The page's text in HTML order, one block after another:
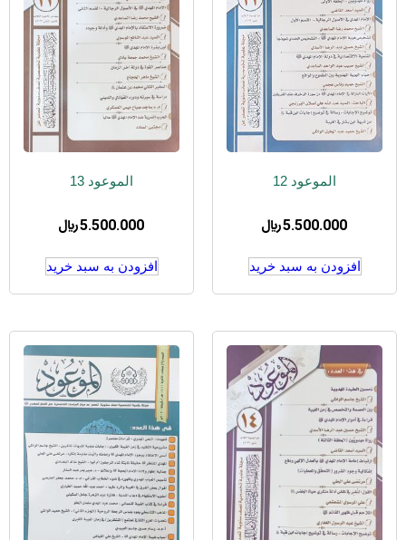
الموعود 12
5.500.000﷼
افزودن به سبد خرید
الموعود 13
5.500.000﷼
افزودن به سبد خرید